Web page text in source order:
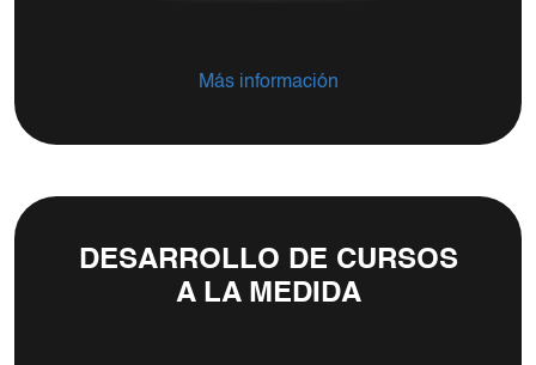
Más información
DESARROLLO DE CURSOS
A LA MEDIDA